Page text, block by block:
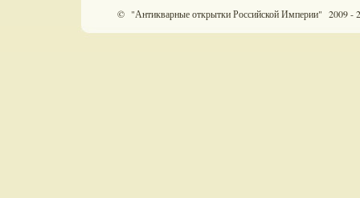
© "Антикварные открытки Российской Империи" 2009 -